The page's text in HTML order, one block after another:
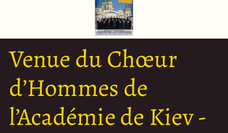
Venue du Chœur
d’Hommes de
l’Académie de Kiev -